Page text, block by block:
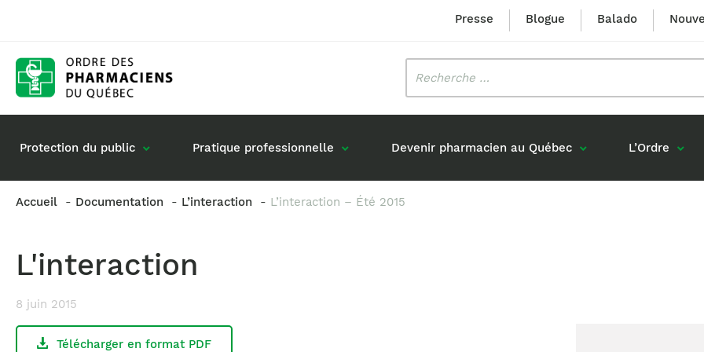
Presse Blogue Balado
Protection du public Pratique professionnelle Devenir pharmacien au Québec L’Ordre
Accueil Documentation L’interaction L’interaction – Été 2015
L'interaction
8 juin 2015
Télécharger en format PDF